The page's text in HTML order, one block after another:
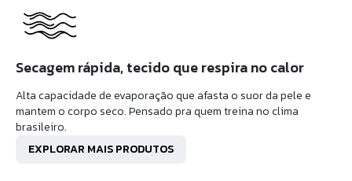
Secagem rápida, tecido que respira no calor
Alta capacidade de evaporação que afasta o suor da pele e
mantem o corpo seco. Pensado pra quem treina no clima
brasileiro.
EXPLORAR MAIS PRODUTOS